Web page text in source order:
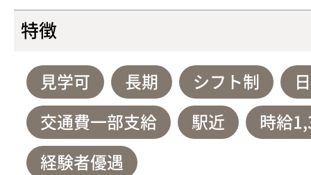
特徴
見学可 長期 シフト制
交通費一部支給 駅近 時給
経験者優遇